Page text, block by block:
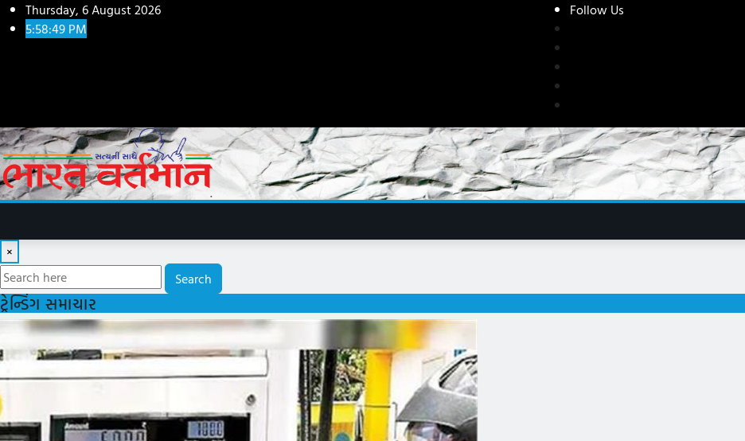
Skip
to
Thursday, 6 August 2026
5:58:51 PM
Follow Us
×
Search
ટ્રેન્ડિંગ સમાચાર